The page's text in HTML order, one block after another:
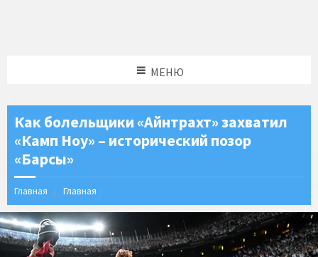
МЕНЮ
Как болельщики «Айнтрахт» захватил
«Камп Ноу» – исторический позор
«Барсы»
Главная Главная